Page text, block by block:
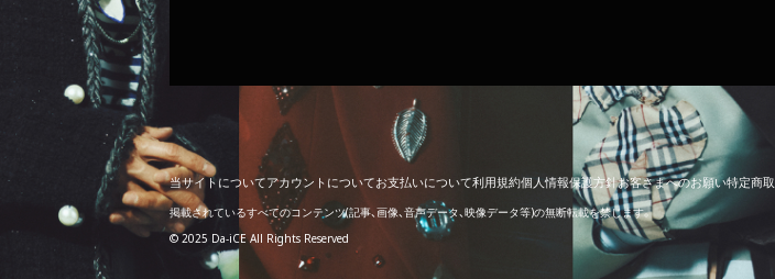
当サイト についてアカウン ト についてお支払いについて利用規約個 人情報保護方針お客さまへのお願い特定商取
掲載されているすべてのコンテンツ(記事、画像、音声データ、映像データ等)の無断転載を禁じます。
© 2025 Da-iCE All Rights Reserved